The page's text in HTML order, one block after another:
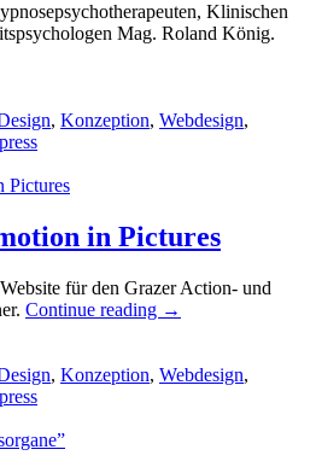
Klinischen
Mag. Roland König.
, Konzeption, Webdesign,
in Pictures
für den Grazer Action- und
Continue reading →
, Konzeption, Webdesign,